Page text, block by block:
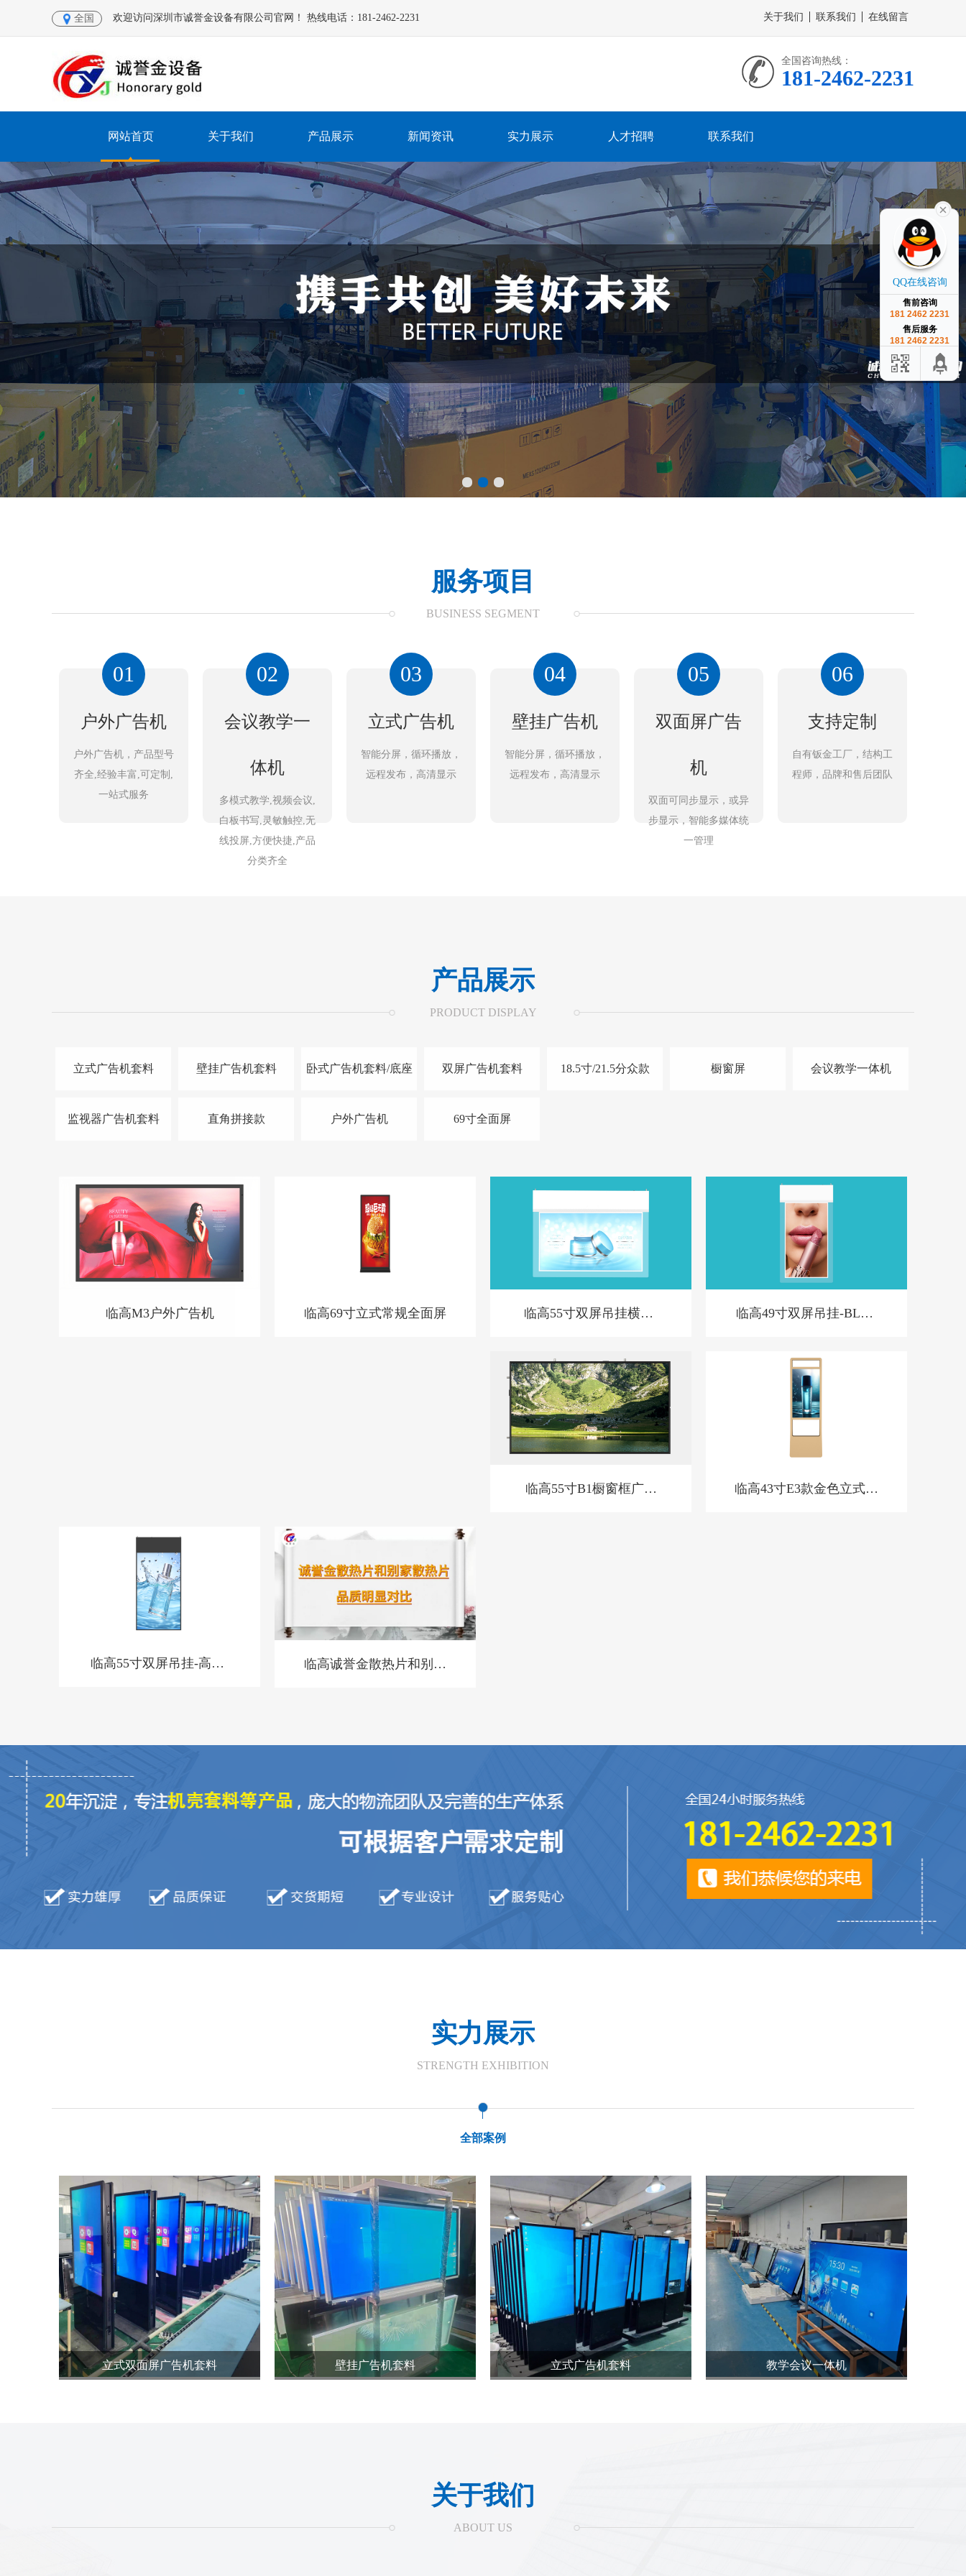
全国 欢迎访问深圳市诚誉金设备有限公司官网！ 热线电话：181-2462-2231 关于我们 联系我们 在线留言
全国咨询热线：
181-2462-2231
网站首页 关于我们 产品展示 新闻资讯 实力展示 人才招聘 联系我们
服务项目
BUSINESS SEGMENT
01
户外广告机
户外广告机，产品型号
齐全,经验丰富,可定制,
一站式服务
02
会议教学一
体机
多模式教学,视频会议,
白板书写,灵敏触控,无
线投屏,方便快捷,产品
分类齐全
03
立式广告机
智能分屏，循环播放，
远程发布，高清显示
04
壁挂广告机
智能分屏，循环播放，
远程发布，高清显示
05
双面屏广告
机
双面可同步显示，或异
步显示，智能多媒体统
一管理
06
支持定制
自有钣金工厂，结构工
程师，品牌和售后团队
产品展示
PRODUCT DISPLAY
立式广告机套料 壁挂广告机套料 卧式广告机套料/底座 双屏广告机套料 18.5寸/21.5分众款 橱窗屏 会议教学一体机
监视器广告机套料 直角拼接款 户外广告机 69寸全面屏
临高M3户外广告机 临高69寸立式常规全面屏
临高55寸双屏吊挂横屏-
临高49寸双屏吊挂-BL款-
临高55寸B1橱窗框广告
临高43寸E3款金色立式橱
临高55寸双屏吊挂-高亮-
临高诚誉金散热片和别家
实力展示
STRENGTH EXHIBITION
全部案例
立式双面屏广告机套料 壁挂广告机套料 立式广告机套料 教学会议一体机
关于我们
ABOUT US
QQ在线咨询
售前咨询
181 2462 2231
售后服务
181 2462 2231